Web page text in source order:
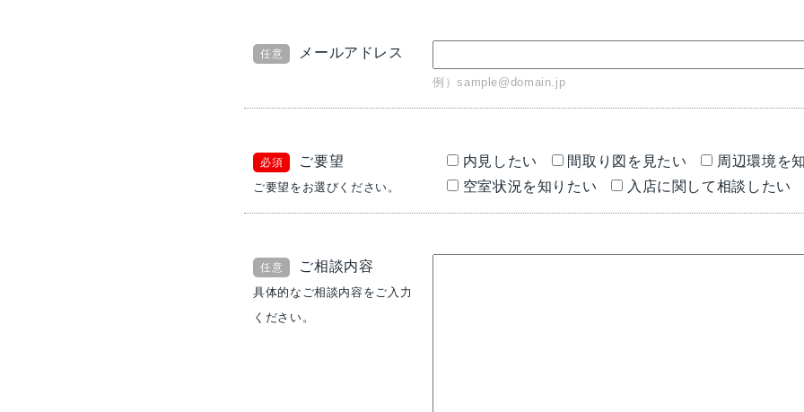
任意 メールアドレス
例）sample@domain.jp
必須 ご要望
ご要望をお選びください。
内見したい 間取り図を見たい
周辺環境を
空室状況を知りたい
入店に関して相談したい
任意 ご相談内容
具体的なご相談内容をご入力
ください。